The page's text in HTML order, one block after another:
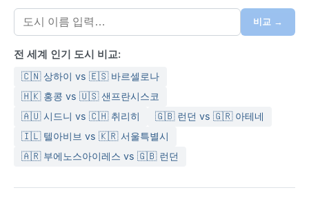
비교 →
전 세계 인기 도시 비교:
🇨🇳 상하이 vs 🇪🇸 바르셀로나
🇭🇰 홍콩 vs 🇺🇸 샌프란시스코
🇦🇺 시드니 vs 🇨🇭 취리히
🇬🇧 런던 vs 🇬🇷 아테네
🇮🇱 텔아비브 vs 🇰🇷 서울특별시
🇦🇷 부에노스아이레스 vs 🇬🇧 런던